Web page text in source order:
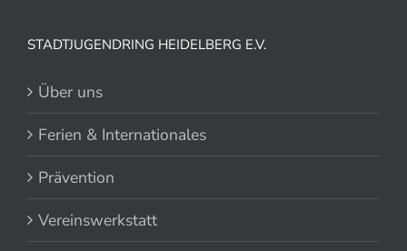
STADTJUGENDRING HEIDELBERG E.V.
Über uns
Ferien & Internationales
Prävention
Vereinswerkstatt